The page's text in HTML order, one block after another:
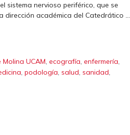
sistema nervioso periférico, que se
dirección académica del Catedrático …
UCAM,ecografía,enfermería,
, podología, salud, sanidad,